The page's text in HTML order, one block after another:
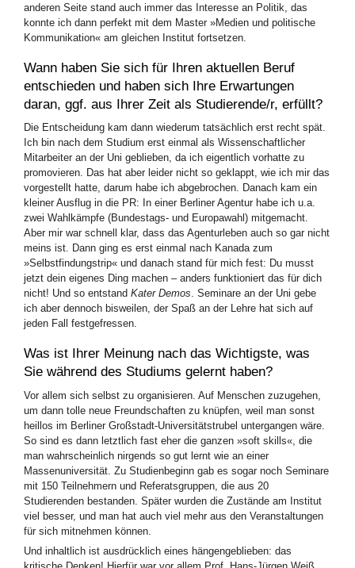
anderen Seite stand auch immer das Interesse an Politik, das
konnte ich dann perfekt mit dem Master »Medien und politische
Kommunikation« am gleichen Institut fortsetzen.
Wann haben Sie sich für Ihren aktuellen Beruf
entschieden und haben sich Ihre Erwartungen
daran, ggf. aus Ihrer Zeit als Studierende/r, erfüllt?
Die Entscheidung kam dann wiederum tatsächlich erst recht spät.
Ich bin nach dem Studium erst einmal als Wissenschaftlicher
Mitarbeiter an der Uni geblieben, da ich eigentlich vorhatte zu
promovieren. Das hat aber leider nicht so geklappt, wie ich mir das
vorgestellt hatte, darum habe ich abgebrochen. Danach kam ein
kleiner Ausflug in die PR: In einer Berliner Agentur habe ich u.a.
zwei Wahlkämpfe (Bundestags- und Europawahl) mitgemacht.
Aber mir war schnell klar, dass das Agenturleben auch so gar nicht
meins ist. Dann ging es erst einmal nach Kanada zum
»Selbstfindungstrip« und danach stand für mich fest: Du musst
jetzt dein eigenes Ding machen – anders funktioniert das für dich
nicht! Und so entstand Kater Demos. Seminare an der Uni gebe
ich aber dennoch bisweilen, der Spaß an der Lehre hat sich auf
jeden Fall festgefressen.
Was ist Ihrer Meinung nach das Wichtigste, was
Sie während des Studiums gelernt haben?
Vor allem sich selbst zu organisieren. Auf Menschen zuzugehen,
um dann tolle neue Freundschaften zu knüpfen, weil man sonst
heillos im Berliner Großstadt-Universitätstrubel untergangen wäre.
So sind es dann letztlich fast eher die ganzen »soft skills«, die
man wahrscheinlich nirgends so gut lernt wie an einer
Massenuniversität. Zu Studienbeginn gab es sogar noch Seminare
mit 150 Teilnehmern und Referatsgruppen, die aus 20
Studierenden bestanden. Später wurden die Zustände am Institut
viel besser, und man hat auch viel mehr aus den Veranstaltungen
für sich mitnehmen können.
Und inhaltlich ist ausdrücklich eines hängengeblieben: das